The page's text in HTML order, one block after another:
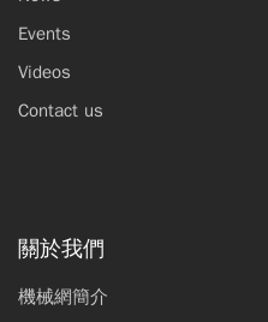
Events
Videos
Contact us
關於我們
機械網簡介